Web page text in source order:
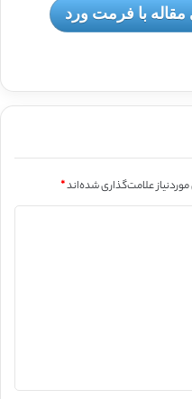
با فرمت ورد
علامت‌گذاری شده‌اند*